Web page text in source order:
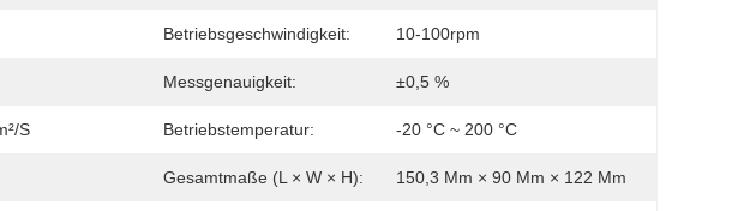
Betriebsgeschwindigkeit: 10-100rpm
Messgenauigkeit: ±0,5 %
S Betriebstemperatur: -20 °C ~ 200 °C
Gesamtmaße (L × W × H): 150,3 Mm × 90 Mm × 122 Mm